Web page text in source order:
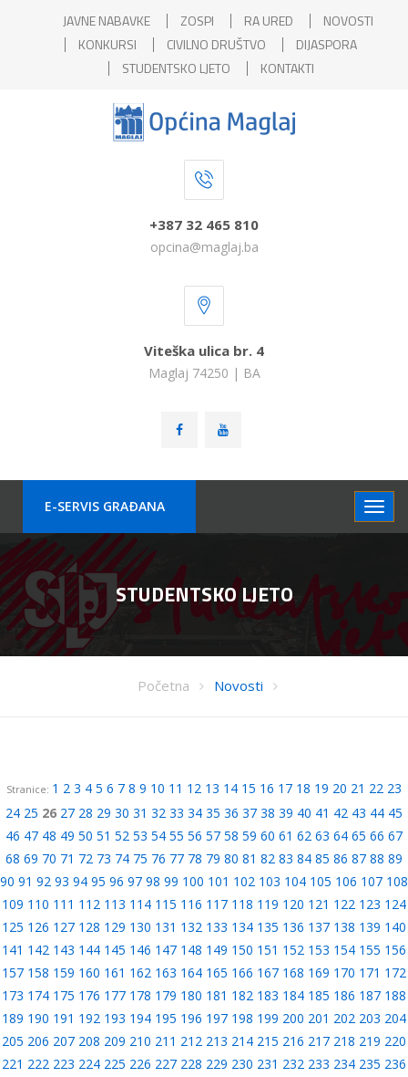
JAVNE NABAVKE ZOSPI RA URED
NOVOSTI
KONKURSI
CIVILNO DRUŠTVO
DIJASPORA
STUDENTSKO LJETO
KONTAKTI
+387 32 465 810
opcina@maglaj.ba
Viteška ulica br. 4
Maglaj 74250 | BA
E-SERVIS GRAÐANA
STUDENTSKO LJETO
Početna Novosti
Stranice: 1 2 3 4 5 6 7 8 9 10 11 12 13 14 15 16 17 18 19 20 21 22 23
24 25 26 27 28 29 30 31 32 33 34 35 36 37 38 39 40 41 42 43 44 45
46 47 48 49 50 51 52 53 54 55 56 57 58 59 60 61 62 63 64 65 66 67
68 69 70 71 72 73 74 75 76 77 78 79 80 81 82 83 84 85 86 87 88 89
90 91 92 93 94 95 96 97 98 99 100 101 102 103 104 105 106 107 108
109 110 111 112 113 114 115 116 117 118 119 120 121 122 123 124
125 126 127 128 129 130 131 132 133 134 135 136 137 138 139 140
141 142 143 144 145 146 147 148 149 150 151 152 153 154 155 156
157 158 159 160 161 162 163 164 165 166 167 168 169 170 171 172
173 174 175 176 177 178 179 180 181 182 183 184 185 186 187 188
189 190 191 192 193 194 195 196 197 198 199 200 201 202 203 204
205 206 207 208 209 210 211 212 213 214 215 216 217 218 219 220
221 222 223 224 225 226 227 228 229 230 231 232 233 234 235 236